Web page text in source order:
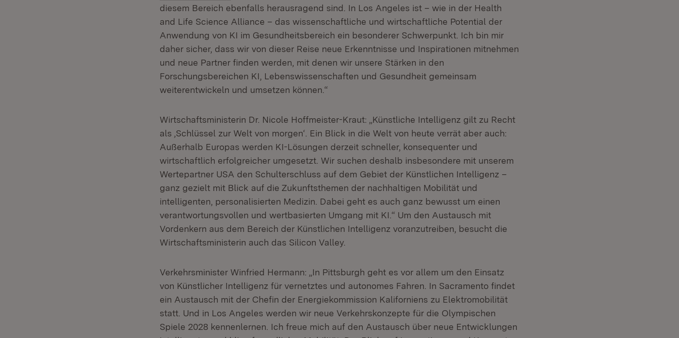
diesem Bereich ebenfalls herausragend sind. In Los Angeles ist – wie in der Health
and Life Science Alliance – das wissenschaftliche und wirtschaftliche Potential der
Anwendung von KI im Gesundheitsbereich ein besonderer Schwerpunkt. Ich bin mir
daher sicher, dass wir von dieser Reise neue Erkenntnisse und Inspirationen mitnehmen
und neue Partner finden werden, mit denen wir unsere Stärken in den
Forschungsbereichen KI, Lebenswissenschaften und Gesundheit gemeinsam
weiterentwickeln und umsetzen können.“
Wirtschaftsministerin Dr. Nicole Hoffmeister-Kraut: „Künstliche Intelligenz gilt zu Recht
als ‚Schlüssel zur Welt von morgen‘. Ein Blick in die Welt von heute verrät aber auch:
Außerhalb Europas werden KI-Lösungen derzeit schneller, konsequenter und
wirtschaftlich erfolgreicher umgesetzt. Wir suchen deshalb insbesondere mit unserem
Wertepartner USA den Schulterschluss auf dem Gebiet der Künstlichen Intelligenz –
ganz gezielt mit Blick auf die Zukunftsthemen der nachhaltigen Mobilität und
intelligenten, personalisierten Medizin. Dabei geht es auch ganz bewusst um einen
verantwortungsvollen und wertbasierten Umgang mit KI.“ Um den Austausch mit
Vordenkern aus dem Bereich der Künstlichen Intelligenz voranzutreiben, besucht die
Wirtschaftsministerin auch das Silicon Valley.
Verkehrsminister Winfried Hermann: „In Pittsburgh geht es vor allem um den Einsatz
von Künstlicher Intelligenz für vernetztes und autonomes Fahren. In Sacramento findet
ein Austausch mit der Chefin der Energiekommission Kaliforniens zu Elektromobilität
statt. Und in Los Angeles werden wir neue Verkehrskonzepte für die Olympischen
Spiele 2028 kennenlernen. Ich freue mich auf den Austausch über neue Entwicklungen